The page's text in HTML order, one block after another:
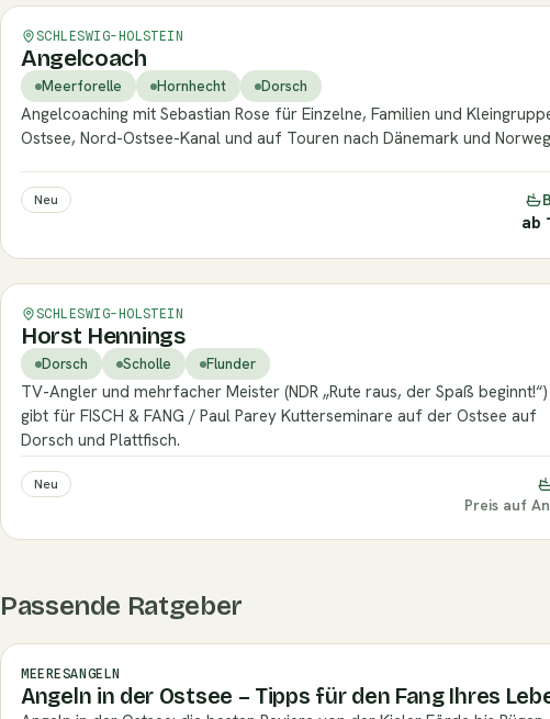
SCHLESWIG-HOLSTEIN
Angelcoach
Meerforelle Hornhecht Dorsch
Angelcoaching mit Sebastian Rose für Einzelne, Familien und
Ostsee, Nord-Ostsee-Kanal und auf Touren nach Dänemark und
Neu
ab
SCHLESWIG-HOLSTEIN
Horst Hennings
Dorsch Scholle Flunder
TV-Angler und mehrfacher Meister (NDR „Rute raus, der Spaß beginnt!“)
gibt für FISCH & FANG / Paul Parey Kutterseminare auf der Ostsee auf
Dorsch und Plattfisch.
Neu
Preis auf
Passende Ratgeber
MEERESANGELN
Angeln in der Ostsee – Tipps für den Fang Ihres